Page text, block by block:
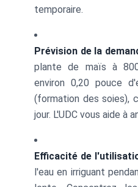
temporaire.
Prévision de la
plante de maïs à
environ 0,20 pouce
(formation des soies),
jour. L'UDC vous aide à
Efficacité de
l'eau en irriguant